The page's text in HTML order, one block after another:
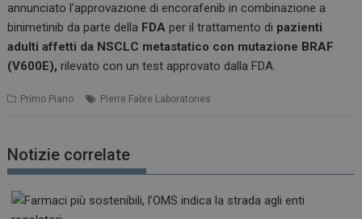
annunciato l’approvazione di encorafenib in combinazione a
binimetinib da parte della FDA per il trattamento di pazienti
adulti affetti da NSCLC metastatico con mutazione BRAF
(V600E), rilevato con un test approvato dalla FDA.
Primo Piano Pierre Fabre Laboratories
Notizie correlate